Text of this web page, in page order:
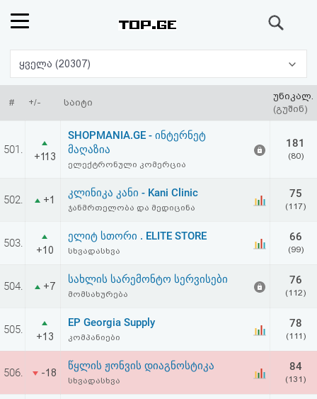
რეიტინგი
(მთავარი)
ფოსტა
კითხვა-
პაროლის
აღდგენა
HTML
კოდი
ყველა (20307)
# +/- საიტი
უნიკალ.
(გუშინ)
501.
+113
SHOPMANIA.GE - ინტერნეტ
მაღაზია
ელექტრონული კომერცია
181
(80)
502. +1
კლინიკა კანი - Kani Clinic
ჯანმრთელობა და მედიცინა
75
(117)
503.
+10
ელიტ სთორი . ELITE STORE
სხვადასხვა
66
(99)
504. +7
სახლის სარემონტო სერვისები
მომსახურება
76
(112)
505.
+13
EP Georgia Supply
კომპანიები
78
(111)
506. -18
წყლის ჟონვის დიაგნოსტიკა
სხვადასხვა
84
(131)